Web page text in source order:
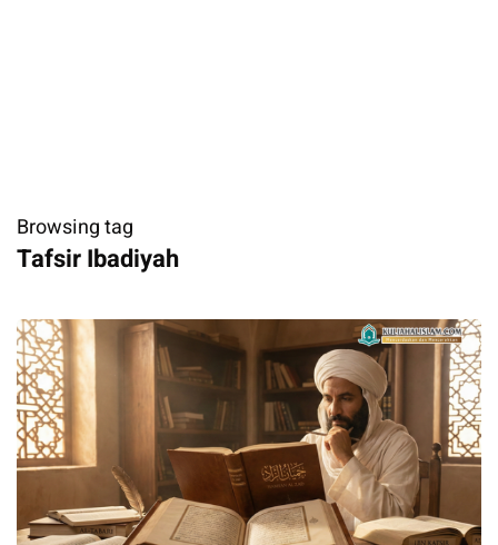
Browsing tag
Tafsir Ibadiyah